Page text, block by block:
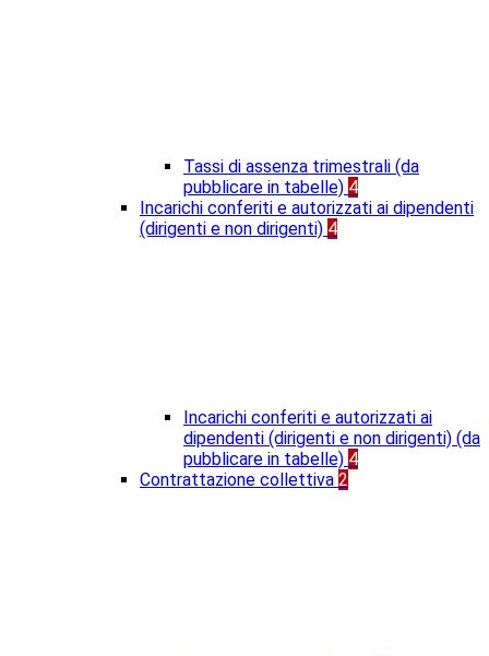
Tassi di assenza trimestrali (da
pubblicare in tabelle) 4
Incarichi conferiti e autorizzati ai dipendenti
(dirigenti e non dirigenti) 4
Incarichi conferiti e autorizzati ai
dipendenti (dirigenti e non dirigenti) (da
pubblicare in tabelle) 4
Contrattazione collettiva 2